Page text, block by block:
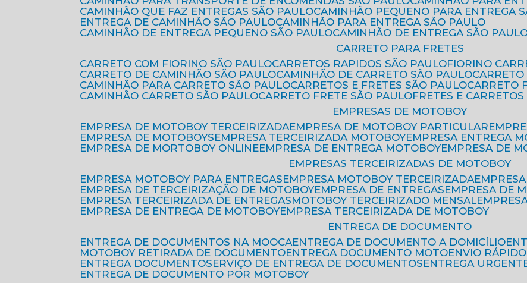
CAMINHÃO QUE FAZ ENTREGAS SÃO PAULO
CAMINHÃO PEQUENO PARA ENTREGA
ENTREGA DE CAMINHÃO SÃO PAULO
CAMINHÃO PARA ENTREGA SÃO PAULO
CAMINHÃO DE ENTREGA PEQUENO SÃO PAULO
CAMINHÃO DE ENTREGA SÃO
CARRETO PARA FRETES
CARRETO COM FIORINO SÃO PAULO
CARRETOS RAPIDOS SÃO PAULO
FIORINO
CARRETO DE CAMINHÃO SÃO PAULO
CAMINHÃO DE CARRETO SÃO PAULO
CAMINHÃO PARA CARRETO SÃO PAULO
CARRETOS E FRETES SÃO PAULO
CAMINHÃO CARRETO SÃO PAULO
CARRETO FRETE SÃO PAULO
FRETES E
EMPRESAS DE MOTOBOY
EMPRESA DE MOTOBOY TERCEIRIZADA
EMPRESA DE MOTOBOY PARTICULAR
EMPRESA DE MOTOBOYS
EMPRESA TERCEIRIZADA MOTOBOY
EMPRESA ENTREGA
EMPRESA DE MORTOBOY ONLINE
EMPRESA DE ENTREGA MOTOBOY EMPRESA DE
EMPRESAS TERCEIRIZADAS DE MOTOBOY
EMPRESA MOTOBOY PARA ENTREGAS
EMPRESA MOTOBOY TERCEIRIZADA
EMPRESA DE TERCEIRIZAÇÃO DE MOTOBOY
EMPRESA DE ENTREGAS
EMPRESA DE
EMPRESA TERCEIRIZADA DE ENTREGAS
MOTOBOY TERCEIRIZADO MENSAL
EMPRESA DE ENTREGA DE MOTOBOY
EMPRESA TERCEIRIZADA DE MOTOBOY
ENTREGA DE DOCUMENTO
ENTREGA DE DOCUMENTOS NA MOOCA
ENTREGA DE DOCUMENTO A DOMICÍLIO
MOTOBOY RETIRADA DE DOCUMENTO
ENTREGA DOCUMENTO MOTO
ENVIO
ENTREGA DOCUMENTO
SERVIÇO DE ENTREGA DE DOCUMENTOS
ENTREGA
ENTREGA DE DOCUMENTO POR MOTOBOY